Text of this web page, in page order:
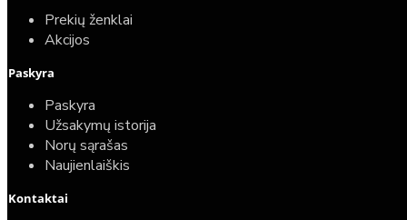
Prekių ženklai
Akcijos
Paskyra
Paskyra
Užsakymų istorija
Norų sąrašas
Naujienlaiškis
Kontaktai